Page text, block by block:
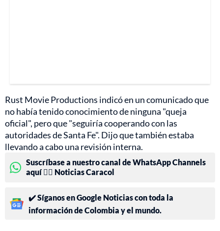
Rust Movie Productions indicó en un comunicado que
no había tenido conocimiento de ninguna "queja
oficial", pero que "seguiría cooperando con las
autoridades de Santa Fe". Dijo que también estaba
llevando a cabo una revisión interna.
Suscríbase a nuestro canal de WhatsApp Channels
aquí 👉🏻 Noticias Caracol
✔️ Síganos en Google Noticias con toda la
información de Colombia y el mundo.